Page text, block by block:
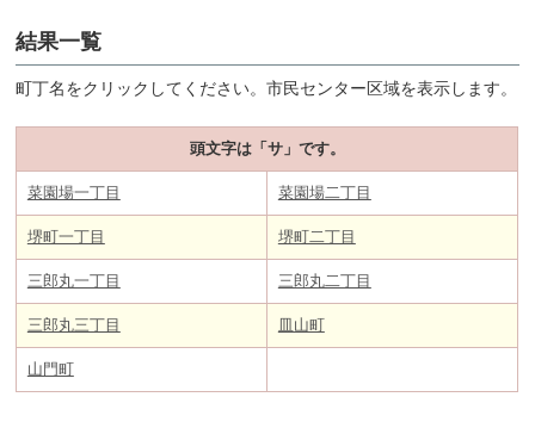
結果一覧
町丁名をクリックしてください。市民センター区域を表示します。
頭文字は「サ」です。
菜園場一丁目 菜園場二丁目
堺町一丁目 堺町二丁目
三郎丸一丁目 三郎丸二丁目
三郎丸三丁目 皿山町
山門町